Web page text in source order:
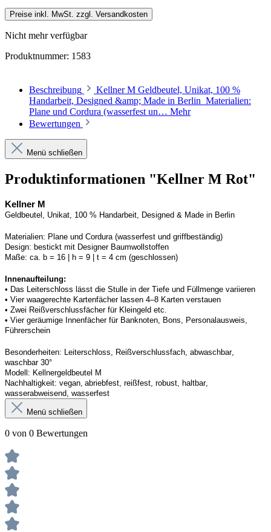
Preise inkl. MwSt. zzgl. Versandkosten
Nicht mehr verfügbar
Produktnummer: 1583
Beschreibung
Kellner M Geldbeutel, Unikat, 100 %
Handarbeit, Designed &amp; Made in Berlin Materialien:
Plane und Cordura (wasserfest un… Mehr
Bewertungen
Menü schließen
Produktinformationen "Kellner M Rot"
Kellner M
Geldbeutel, Unikat, 100 % Handarbeit, Designed & Made in Berlin
Materialien: Plane und Cordura (wasserfest und griffbeständig)
Design: bestickt mit Designer Baumwollstoffen
Maße: ca. b = 16 | h = 9 | t = 4 cm (geschlossen)
Innenaufteilung:
• Das Leiterschloss lässt die Stulle in der Tiefe und Füllmenge variieren
• Vier waagerechte Kartenfächer lassen 4–8 Karten verstauen
• Zwei Reißverschlussfächer für Kleingeld etc.
• Vier geräumige Innenfächer für Banknoten, Bons, Personalausweis,
Führerschein
Besonderheiten: Leiterschloss, Reißverschlussfach, abwaschbar,
waschbar 30°
Modell: Kellnergeldbeutel M
Nachhaltigkeit: vegan, abriebfest, reißfest, robust haltbar,
wasserabweisend, wasserfest
Menü schließen
0 von 0 Bewertungen